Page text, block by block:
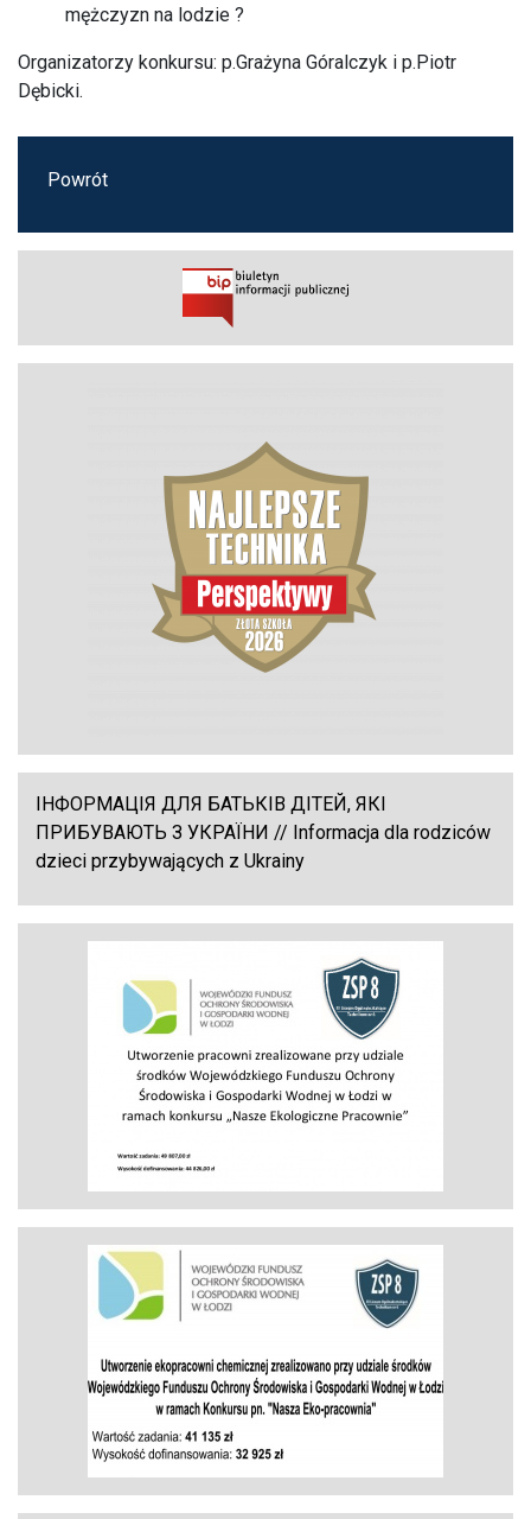
mężczyzn na lodzie ?
Organizatorzy konkursu: p.Grażyna Góralczyk i p.Piotr
Dębicki.
Powrót
ІНФОРМАЦІЯ ДЛЯ БАТЬКІВ ДІТЕЙ, ЯКІ
ПРИБУВАЮТЬ З УКРАЇНИ // Informacja dla rodziców
dzieci przybywających z Ukrainy